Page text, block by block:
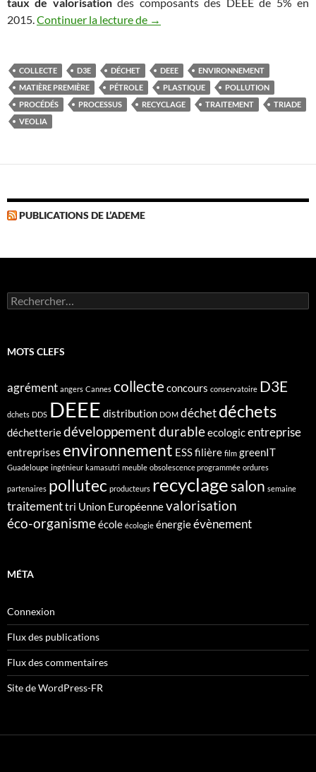
2015.Continuer la lecture de Les matières plastiques des
→
COLLECTE D3E DÉCHET DEEE
ENVIRONNEMENT
MATIÈRE PREMIÈRE
PÉTROLE PLASTIQUE
POLLUTION
PROCÉDÉS
PROCESSUS RECYCLAGE TRAITEMENT
TRIADE
VEOLIA
PUBLICATIONS DE L’ADEME
Rechercher :
MOTS CLEFS
agrément angers Cannes collecteconcours conservatoire D3E
dchets DDS DEEE distribution DOM déchetdéchets
déchetteriedéveloppement durableecologicentreprise
entreprises environnement ESSfilière film greenIT
Guadeloupe ingénieur kamasutri meuble obsolescence programmée ordures
partenaires pollutec producteurs recyclagesalon semaine
traitementtri Union Européennevalorisation
éco-organismeécole écologie énergieévènement
MÉTA
Connexion
Flux des publications
Flux des commentaires
Site de WordPress-FR